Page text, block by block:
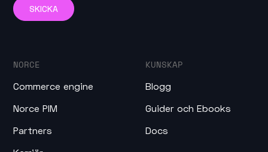
NORCE
Commerce engine
Norce PIM
Partners
KUNSKAP
Blogg
Guider och Ebooks
Docs